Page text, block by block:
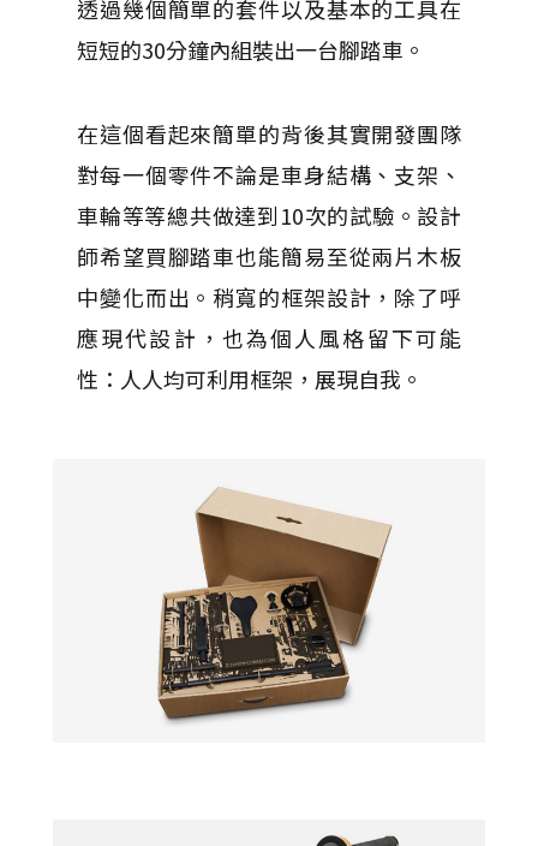
透過幾個簡單的套件以及基本的工具在
短短的30分鐘內組裝出一台腳踏車。
在這個看起來簡單的背後其實開發團隊
對每一個零件不論是車身結構、支架、
車輪等等總共做達到10次的試驗。設計
師希望買腳踏車也能簡易至從兩片木板
中變化而出。稍寬的框架設計，除了呼
應現代設計，也為個人風格留下可能
性：人人均可利用框架，展現自我。